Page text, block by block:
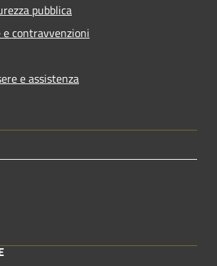
pubblica
contravvenzioni
e assistenza